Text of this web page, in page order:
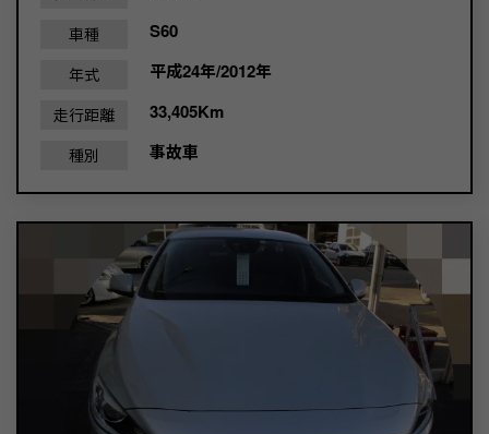
車種 S60
年式 平成24年/2012年
走行距離 33,405Km
種別 事故車